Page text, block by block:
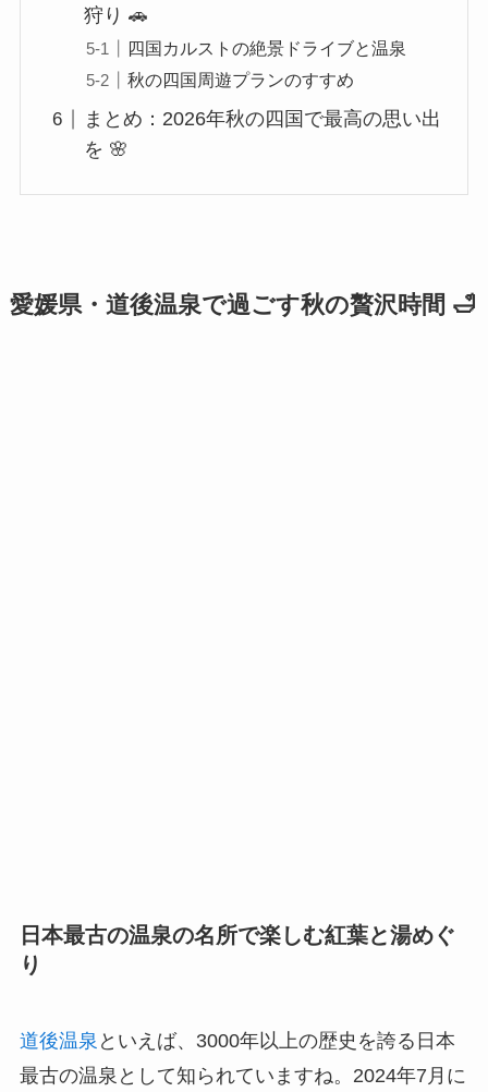
狩り 🚗
四国カルストの絶景ドライブと温泉
秋の四国周遊プランのすすめ
まとめ：2026年秋の四国で最高の思い出
を 🌸
愛媛県・道後温泉で過ごす秋の贅沢時間 🛁
日本最古の温泉の名所で楽しむ紅葉と湯めぐ
り
道後温泉 といえば、3000年以上の歴史を誇る日本
最古の温泉として知られていますね。2024年7月に